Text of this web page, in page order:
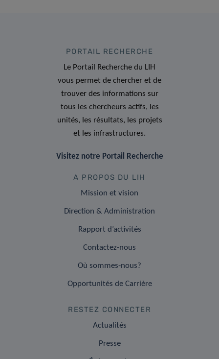
PORTAIL RECHERCHE
Le Portail Recherche du LIH
vous permet de chercher et de
trouver des informations sur
tous les chercheurs actifs, les
unités, les résultats, les projets
et les infrastructures.
Visitez notre Portail Recherche
A PROPOS DU LIH
Mission et vision
Direction & Administration
Rapport d’activités
Contactez-nous
Où sommes-nous?
Opportunités de Carrière
RESTEZ CONNECTER
Actualités
Presse